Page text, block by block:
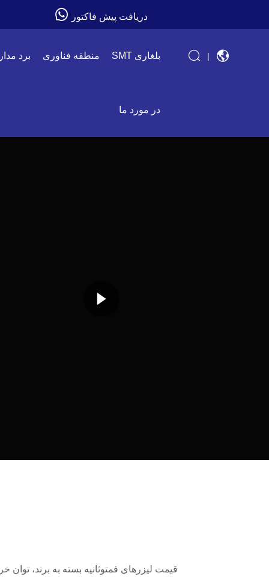
دریافت پیش فاکتور
برد منطقه فناوری SMT بلغاری
در مورد ما
|
قیمت لیزرهای فمتوثانیه بسته به برند،